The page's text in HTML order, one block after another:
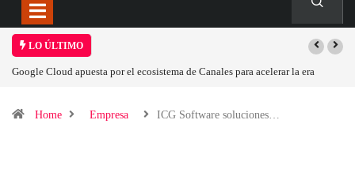
LO ÚLTIMO
Las causas del impulso al alza en el precio de las placas base
Home Empresa ICG Software soluciones…